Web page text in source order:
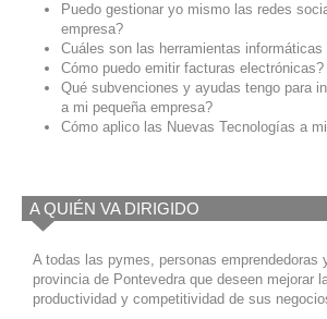
Puedo gestionar yo mismo las redes
empresa?
Cuáles son las herramientas informáticas
Cómo puedo emitir facturas electrónicas?
Qué subvenciones y ayudas tengo para
a mi pequeña empresa?
Cómo aplico las Nuevas Tecnologías a
A QUIÉN VA DIRIGIDO
A todas las pymes, personas emprendedoras
provincia de Pontevedra que deseen mejorar
productividad y competitividad de sus